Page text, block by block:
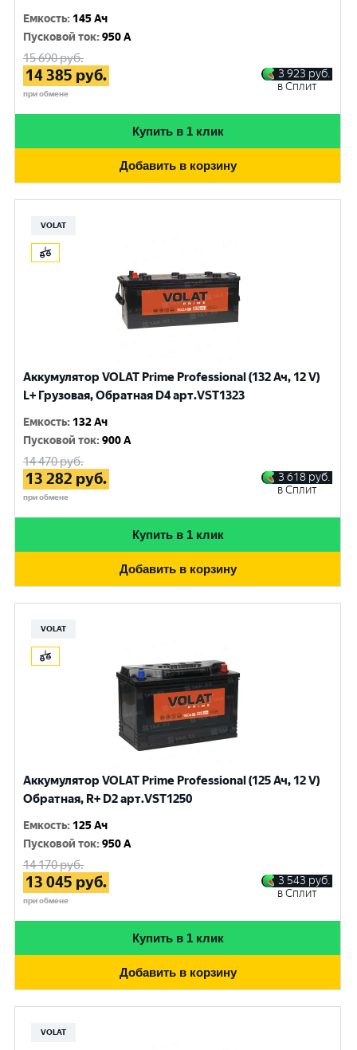
Емкость: 145 Ач
Пусковой ток:950 A
15 690руб.
14 385 руб.
при обмене
3 923 руб.
в Сплит
Купить в 1 клик
Добавить в корзину
VOLAT
Аккумулятор VOLAT Prime Professional (132 Ач, 12 V)
L+ Грузовая, Обратная D4 арт.VST1323
Емкость: 132 Ач
Пусковой ток:900 A
14 470руб.
13 282 руб.
при обмене
3 618 руб.
в Сплит
Купить в 1 клик
Добавить в корзину
VOLAT
Аккумулятор VOLAT Prime Professional (125 Ач, 12 V)
Обратная, R+ D2 арт.VST1250
Емкость: 125 Ач
Пусковой ток:950 A
14 170руб.
13 045 руб.
при обмене
3 543 руб.
в Сплит
Купить в 1 клик
Добавить в корзину
VOLAT